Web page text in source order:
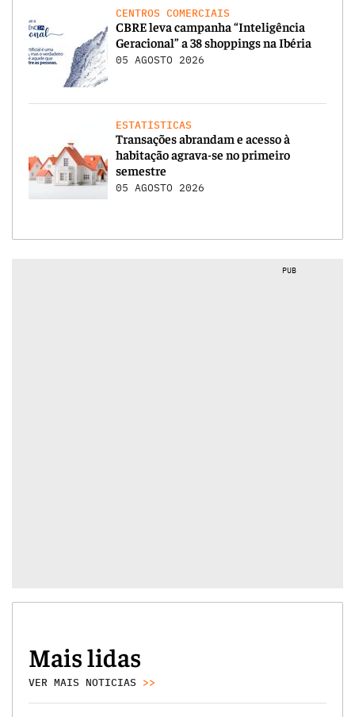
CENTROS COMERCIAIS
CBRE leva campanha “Inteligência
Geracional” a 38 shoppings na Ibéria
05 AGOSTO 2026
ESTATÍSTICAS
Transações abrandam e acesso à
habitação agrava-se no primeiro
semestre
05 AGOSTO 2026
PUB
Mais lidas
VER MAIS NOTICIAS >>